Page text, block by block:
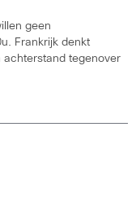
geen
Frankrijk denkt
achterstand tegenover